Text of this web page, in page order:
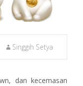
Singgih Setya
dan kecemasan